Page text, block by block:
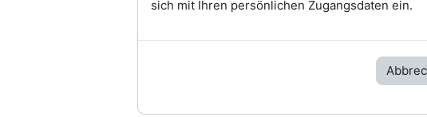
sich mit Ihren persönlichen Zugangsdaten ein.